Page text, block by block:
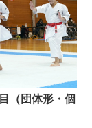
（団体形・個